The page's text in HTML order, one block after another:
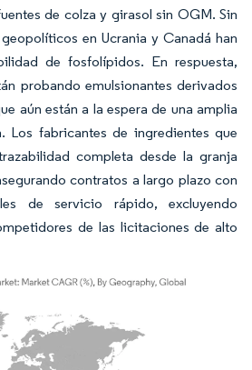
de colza y girasol sin OGM. Sin
en Ucrania y Canadá han
de fosfolípidos. En respuesta,
probando emulsionantes derivados
aún están a la espera de una amplia
Los fabricantes de ingredientes que
completa desde la granja
contratos a largo plazo con
de servicio rápido, excluyendo
de las licitaciones de alto